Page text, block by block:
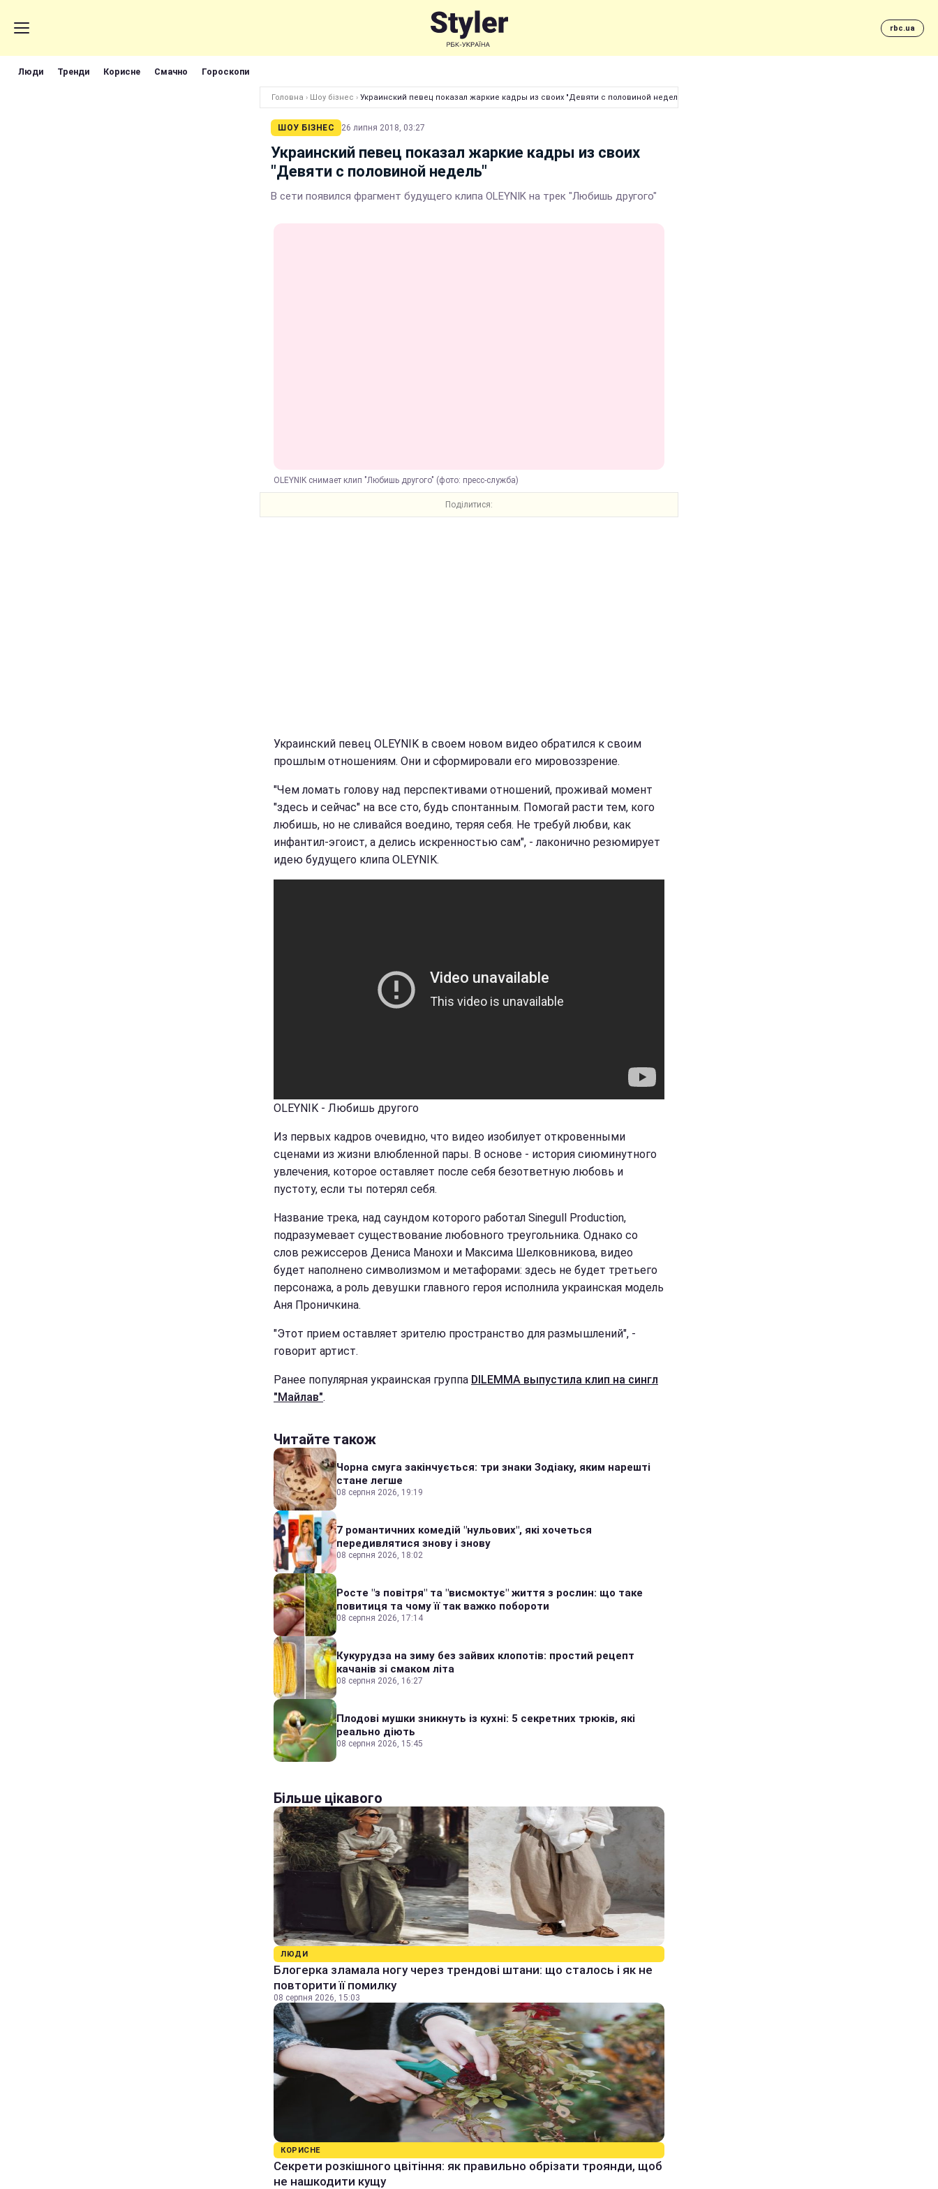
rbc.ua
Люди Тренди Корисне Смачно Гороскопи
Головна › Шоу бізнес › Украинский певец показал жаркие кадры из своих "Девяти с половиной недель"
ШОУ БІЗНЕС 26 липня 2018, 03:27
Украинский певец показал жаркие кадры из своих
"Девяти с половиной недель"
В сети появился фрагмент будущего клипа OLEYNIK на трек "Любишь другого"
OLEYNIK снимает клип "Любишь другого" (фото: пресс-служба)
Поділитися:
Украинский певец OLEYNIK в своем новом видео обратился к своим
прошлым отношениям. Они и сформировали его мировоззрение.
"Чем ломать голову над перспективами отношений, проживай момент
"здесь и сейчас" на все сто, будь спонтанным. Помогай расти тем, кого
любишь, но не сливайся воедино, теряя себя. Не требуй любви, как
инфантил-эгоист, а делись искренностью сам", - лаконично резюмирует
идею будущего клипа OLEYNIK.
OLEYNIK - Любишь другого
Из первых кадров очевидно, что видео изобилует откровенными
сценами из жизни влюбленной пары. В основе - история сиюминутного
увлечения, которое оставляет после себя безответную любовь и
пустоту, если ты потерял себя.
Название трека, над саундом которого работал Sinegull Production,
подразумевает существование любовного треугольника. Однако со
слов режиссеров Дениса Манохи и Максима Шелковникова, видео
будет наполнено символизмом и метафорами: здесь не будет третьего
персонажа, а роль девушки главного героя исполнила украинская модель
Аня Проничкина.
"Этот прием оставляет зрителю пространство для размышлений", -
говорит артист.
Ранее популярная украинская группа DILEMMA выпустила клип на сингл
"Майлав".
Читайте також
Чорна смуга закінчується: три знаки Зодіаку, яким нарешті
стане легше
08 серпня 2026, 19:19
7 романтичних комедій "нульових", які хочеться
передивлятися знову і знову
08 серпня 2026, 18:02
Росте "з повітря" та "висмоктує" життя з рослин: що таке
повитиця та чому її так важко побороти
08 серпня 2026, 17:14
Кукурудза на зиму без зайвих клопотів: простий рецепт
качанів зі смаком літа
08 серпня 2026, 16:27
Плодові мушки зникнуть із кухні: 5 секретних трюків, які
реально діють
08 серпня 2026, 15:45
Більше цікавого
ЛЮДИ
Блогерка зламала ногу через трендові штани: що сталось і як не
повторити її помилку
08 серпня 2026, 15:03
КОРИСНЕ
Секрети розкішного цвітіння: як правильно обрізати троянди, щоб
не нашкодити кущу